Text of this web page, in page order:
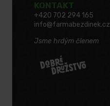
KONTAKT
+420 702 294 165
info@farmabezdinek.cz
Jsme hrdým členem